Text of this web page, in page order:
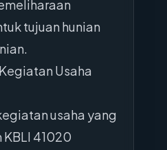
tujuan hunian
Usaha
usaha yang
41020